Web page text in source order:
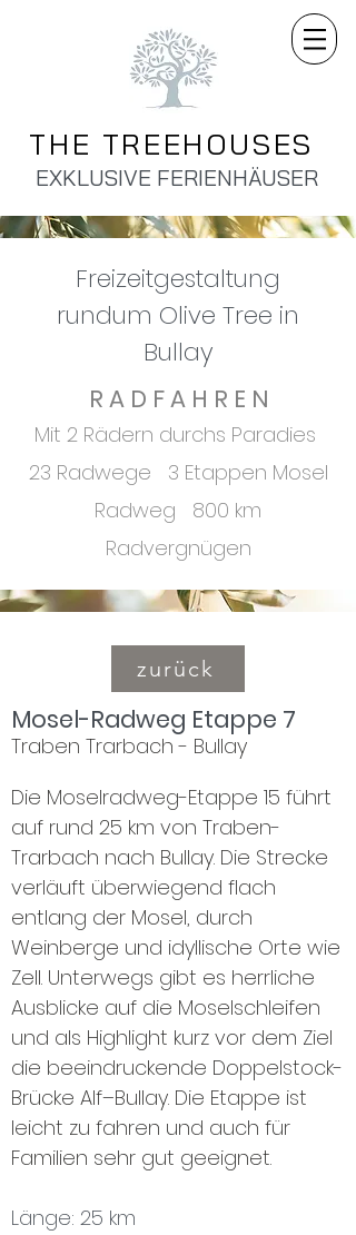
THE TREEHOUSES
EXKLUSIVE FERIENHÄUSER
Freizeitgestaltung
rundum Olive Tree in
Bullay
R A D F A H R E N
Mit 2 Rädern durchs Paradies
23 Radwege 3 Etappen Mosel
Radweg 800 km
Radvergnügen
zurück
Mosel-Radweg Etappe 7
Traben Trarbach - Bullay
Die Moselradweg-Etappe 15 führt
auf rund 25 km von Traben-
Trarbach nach Bullay. Die Strecke
verläuft überwiegend flach
entlang der Mosel, durch
Weinberge und idyllische Orte wie
Zell. Unterwegs gibt es herrliche
Ausblicke auf die Moselschleifen
und als Highlight kurz vor dem Ziel
die beeindruckende Doppelstock-
Brücke Alf–Bullay. Die Etappe ist
leicht zu fahren und auch für
Familien sehr gut geeignet.
Länge: 25 km